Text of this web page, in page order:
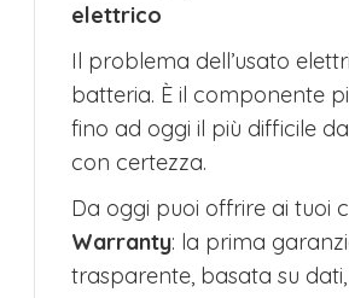
elettrico
Il problema dell’usato
batteria. È il componente
fino ad oggi il più difficile
con certezza.
Da oggi puoi offrire ai tuoi
Warranty: la prima
trasparente, basata su